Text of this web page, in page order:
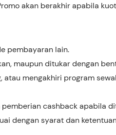
akan berakhir apabila
pembayaran lain.
maupun ditukar dengan
atau mengakhiri program
cashback apabila
dengan syarat dan